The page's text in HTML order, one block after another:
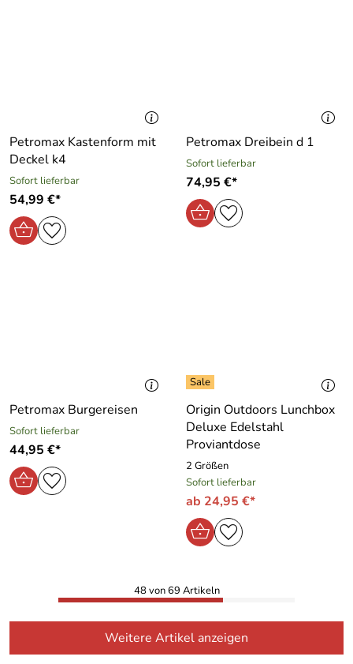
Petromax Kastenform mit
Deckel k4
Sofort lieferbar
54,99 €*
Petromax Dreibein d 1
Sofort lieferbar
74,95 €*
Petromax Burgereisen
Sofort lieferbar
44,95 €*
Origin Outdoors Lunchbox
Deluxe Edelstahl
Proviantdose
2 Größen
Sofort lieferbar
ab 24,95 €*
48 von 69 Artikeln
Weitere Artikel anzeigen